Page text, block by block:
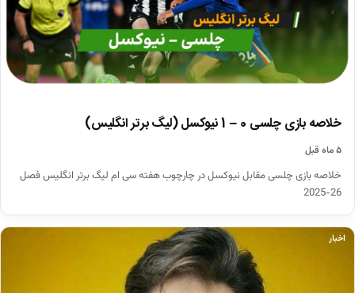
خلاصه بازی چلسی 0 – 1 نیوکسل (لیگ برتر انگلیس)
۵ ماه قبل
خلاصه بازی چلسی مقابل نیوکسل در چارچوب هفته سی ام لیگ برتر انگلیس فصل
26-2025
اخبار